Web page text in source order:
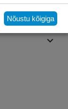
Nõustu kõigiga